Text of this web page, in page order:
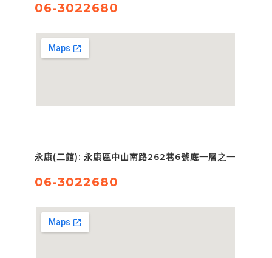
06-3022680
永康(二館): 永康區中山南路262巷6號底一層之一
06-3022680